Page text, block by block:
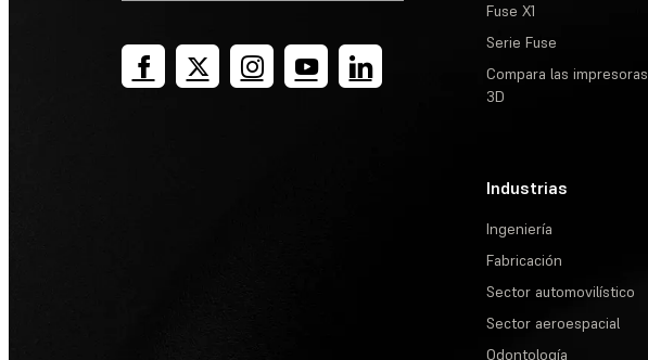
Fuse X1
Serie Fuse
Compara las impresoras
3D
Industrias
Ingeniería
Fabricación
Sector automovilístico
Sector aeroespacial
Odontología